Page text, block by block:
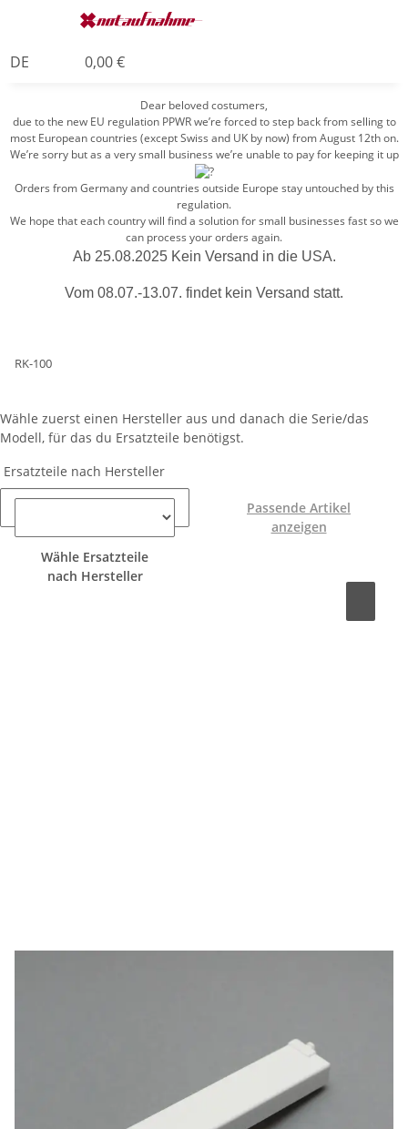
DE 0,00 €
Dear beloved costumers,
due to the new EU regulation PPWR we’re forced to step back from selling to
most European countries (except Swiss and UK by now) from August 12th on.
We’re sorry but as a very small business we’re unable to pay for keeping it up
Orders from Germany and countries outside Europe stay untouched by this
regulation.
We hope that each country will find a solution for small businesses fast so we
can process your orders again.
Ab 25.08.2025 Kein Versand in die USA.
Vom 08.07.-13.07. findet kein Versand statt.
RK-100
Wähle zuerst einen Hersteller aus und danach die Serie/das
Modell, für das du Ersatzteile benötigst.
Ersatzteile nach Hersteller
Wähle Ersatzteile
nach Hersteller
Passende Artikel
anzeigen